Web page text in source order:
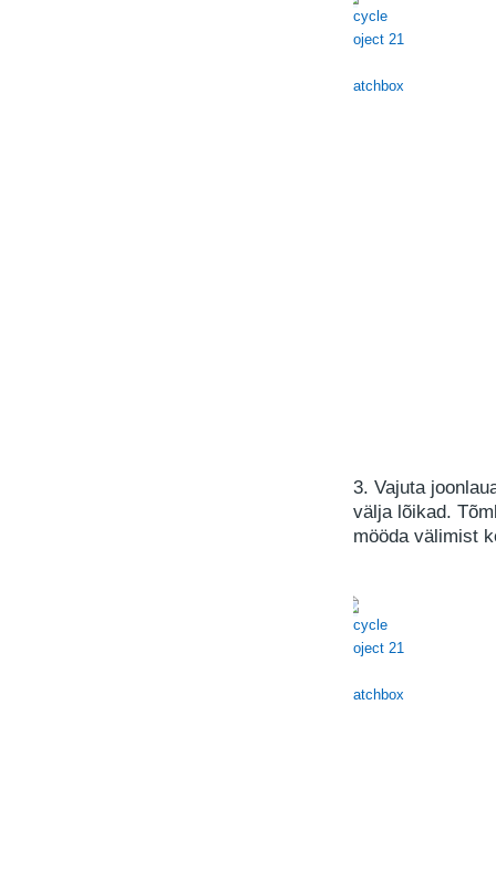
3. Vajuta
välja lõikad.
mööda välimist